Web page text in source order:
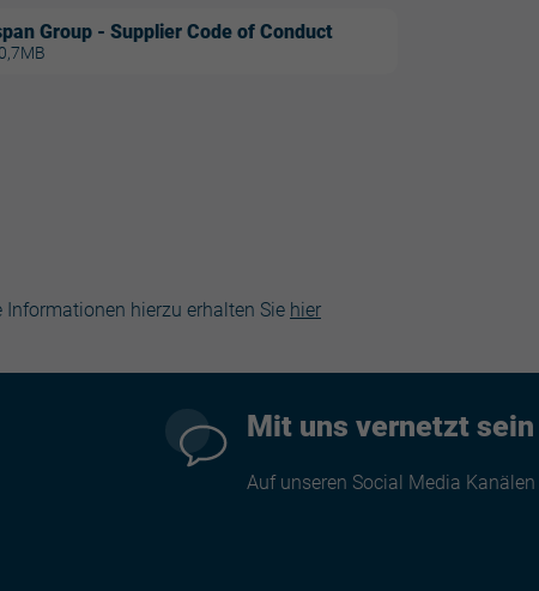
Group - Supplier Code of Conduct
hierzu erhalten Sie hier
Mit uns vernetzt sein
Auf unseren Social Media Kanälen